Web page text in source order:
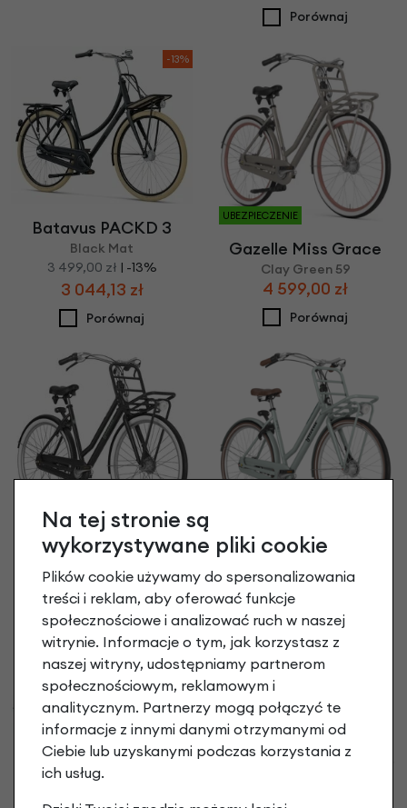
Porównaj
-13%
Batavus PACKD 3
Black Mat
3 499,00 zł | -13%
3 044,13 zł
Porównaj
UBEZPIECZENIE
Gazelle Miss Grace
Clay Green 59
4 599,00 zł
Porównaj
UBEZPIECZENIE
Gazelle Miss Grace
Black Mat
4 599,00 zł
Porównaj
Gazelle Miss Grace
Light olive
4 599,00 zł
Porównaj
UBEZPIECZENIE
Gazelle Toer Populair
USA T8
Na tej stronie są
wykorzystywane pliki cookie
Plików cookie używamy do spersonalizowania
treści i reklam, aby oferować funkcje
społecznościowe i analizować ruch w naszej
witrynie. Informacje o tym, jak korzystasz z
naszej witryny, udostępniamy partnerom
społecznościowym, reklamowym i
analitycznym. Partnerzy mogą połączyć te
informacje z innymi danymi otrzymanymi od
Ciebie lub uzyskanymi podczas korzystania z
ich usług.